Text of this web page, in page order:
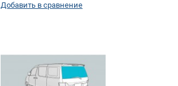
Добавить в сравнение